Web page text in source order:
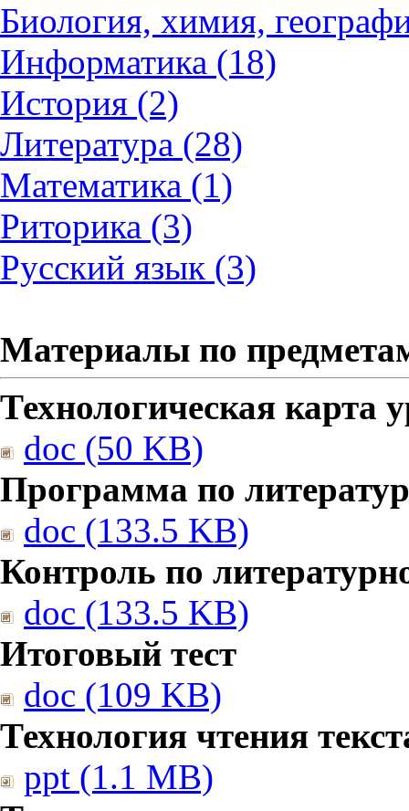
Биология, химия,
Информатика (18)
История (2)
Литература (28)
Математика (1)
Риторика (3)
Русский язык (3)
Материалы по
Технологическая карта
doc (50 KB)
Программа по
doc (133.5 KB)
Контроль по
doc (133.5 KB)
Итоговый тест
doc (109 KB)
Технология чтения
ppt (1.1 MB)